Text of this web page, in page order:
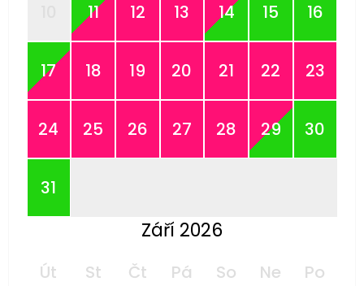
11 12 13 14 15 16
17 18 19 20 21 22 23
24 25 26 27 28 29 30
31
Září 2026
Út St Čt Pá So Ne Po